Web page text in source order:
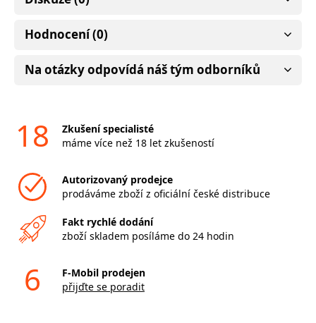
Hodnocení (0)
Na otázky odpovídá náš tým odborníků
18
Zkušení specialisté
máme více než 18 let zkušeností
Autorizovaný prodejce
prodáváme zboží z oficiální české distribuce
Fakt rychlé dodání
zboží skladem posíláme do 24 hodin
6
F-Mobil prodejen
přijďte se poradit